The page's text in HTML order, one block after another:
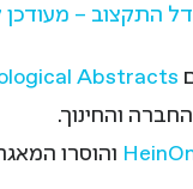
התקצוב –
Abstracts
והחינוך.
והוסרו